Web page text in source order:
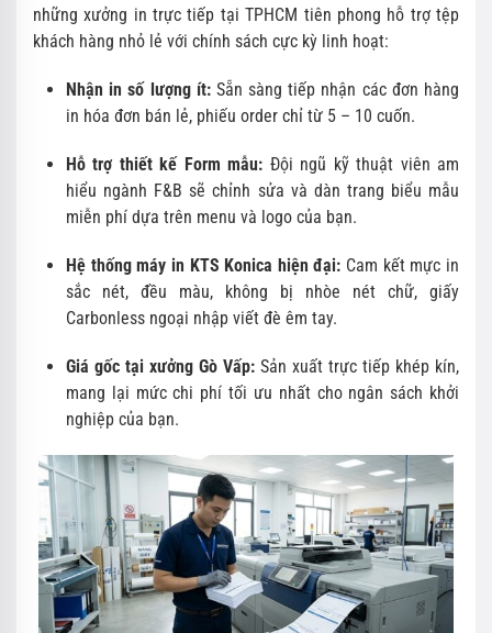
những xưởng in trực tiếp tại TPHCM tiên phong hỗ trợ tệp
khách hàng nhỏ lẻ với chính sách cực kỳ linh hoạt:
Nhận in số lượng ít:Sẵn sàng tiếp nhận các đơn hàng
in hóa đơn bán lẻ, phiếu order chỉ từ 5 – 10 cuốn.
Hỗ trợ thiết kế Form mẫu: Đội ngũ kỹ thuật viên am
hiểu ngành F&B sẽ chỉnh sửa và dàn trang biểu mẫu
miễn phí dựa trên menu và logo của bạn.
Hệ thống máy in KTS Konica hiện đại: Cam kết mực in
sắc nét, đều màu, không bị nhòe nét chữ, giấy
Carbonless ngoại nhập viết đè êm tay.
Giá gốc tại xưởng Gò Vấp: Sản xuất trực tiếp khép kín,
mang lại mức chi phí tối ưu nhất cho ngân sách khởi
nghiệp của bạn.